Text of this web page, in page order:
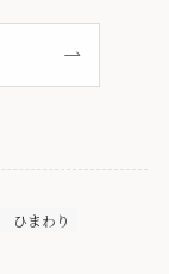
ひまわり